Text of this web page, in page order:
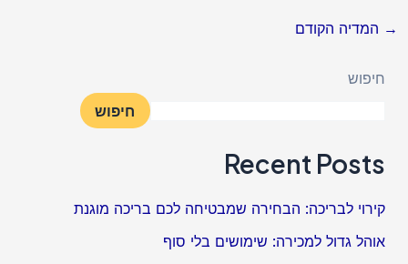
→ המדיה הקודם
חיפוש
חיפוש
Recent Posts
קירוי לבריכה: הבחירה שמבטיחה לכם בריכה מוגנת
אוהל גדול למכירה: שימושים בלי סוף